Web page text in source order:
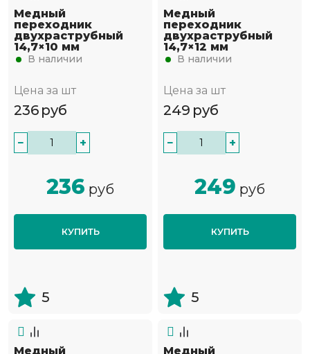
Медный
переходник
двухраструбный
14,7×10 мм
В наличии
Цена за шт
236 руб
− +
236 руб
КУПИТЬ
5
Медный
переходник
двухраструбный
14,7×12 мм
В наличии
Цена за шт
249 руб
− +
249 руб
КУПИТЬ
5
Медный
Медный